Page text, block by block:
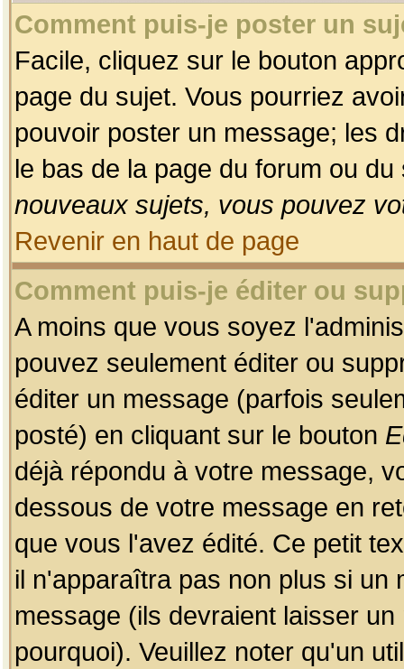
Comment puis-je poster un
Facile, cliquez sur le bouton
page du sujet. Vous pourriez
pouvoir poster un message; les
le bas de la page du forum ou
nouveaux sujets, vous pouvez
Revenir en haut de page
Comment puis-je éditer ou
A moins que vous soyez
pouvez seulement éditer ou
éditer un message (parfois
posté) en cliquant sur le bouton
déjà répondu à votre message,
dessous de votre message en
que vous l'avez édité. Ce petit
il n'apparaîtra pas non plus si un
message (ils devraient laisser
pourquoi). Veuillez noter qu'un